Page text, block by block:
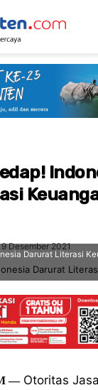
Desember 2021
Darurat Literasi
—Otoritas